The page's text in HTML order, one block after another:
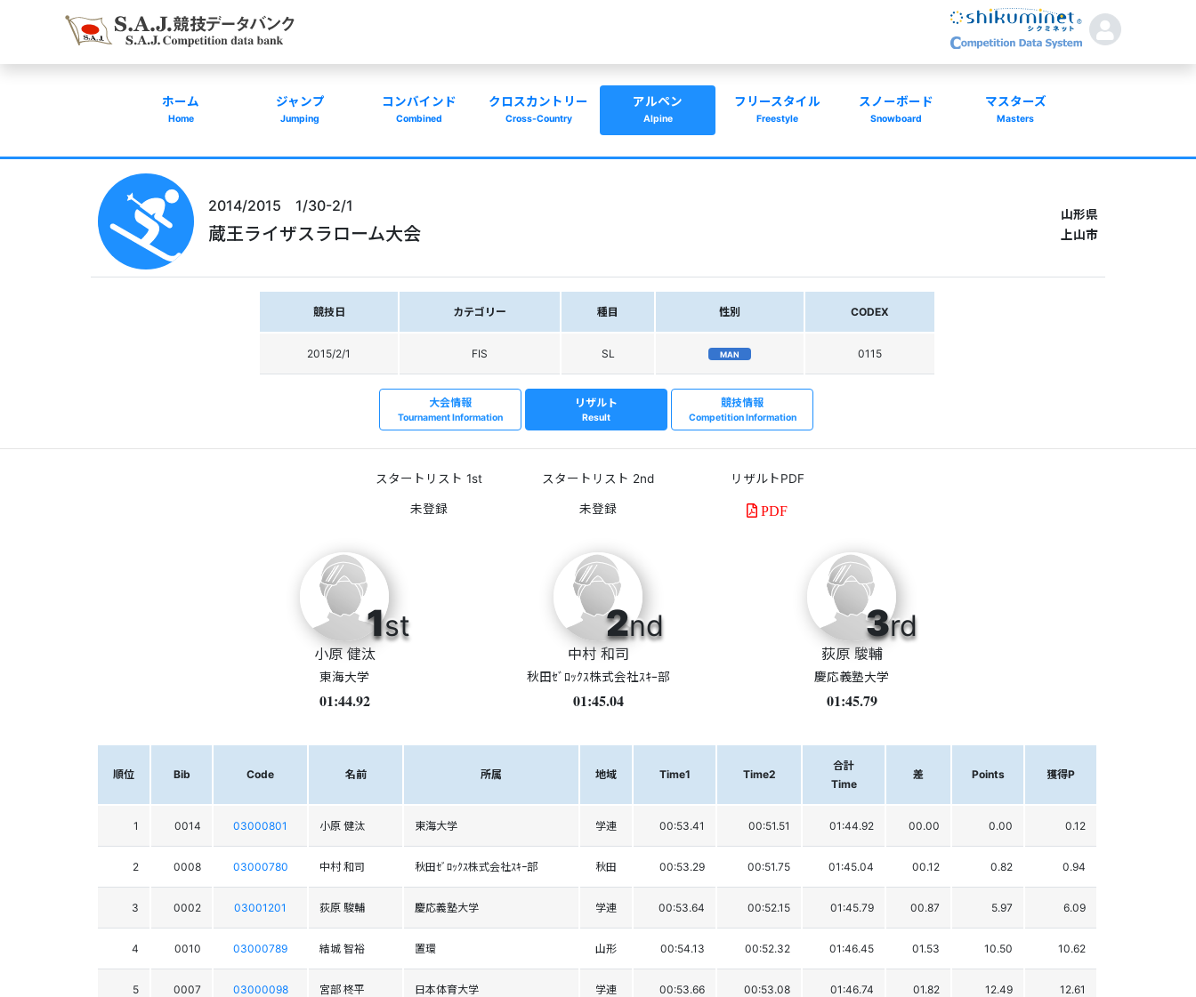
ホーム
Home
ジャンプ
Jumping
コンバインド
Combined
クロスカントリー
Cross-Country
アルペン
Alpine
フリースタイル
Freestyle
スノーボード
Snowboard
マスターズ
Masters
2014/2015 1/30-2/1
蔵王ライザスラローム大会
山形県
上山市
競技日 カテゴリー 種目 性別 CODEX
2015/2/1 FIS SL MAN 0115
大会情報
Tournament Information
リザルト
Result
競技情報
Competition Information
スタートリスト 1st スタートリスト 2nd リザルトPDF
PDF
1st
小原 健汰
東海大学
01:44.92
2nd
中村 和司
秋田ｾﾞﾛｯｸｽ株式会社ｽｷｰ部
01:45.04
3rd
荻原 駿輔
慶応義塾大学
01:45.79
順位 Bib Code 名前 所属 地域 Time1 Time2
合計
Time
差 Points 獲得P
1 0014 03000801 小原 健汰 東海大学 学連 00:53.41 00:51.51 01:44.92 00.00 0.00 0.12
2 0008 03000780 中村 和司 秋田ｾﾞﾛｯｸｽ株式会社ｽｷｰ部 秋田 00:53.29 00:51.75 01:45.04 00.12 0.82 0.94
3 0002 03001201 荻原 駿輔 慶応義塾大学 学連 00:53.64 00:52.15 01:45.79 00.87 5.97 6.09
4 0010 03000789 結城 智裕 置環 山形 00:54.13 00:52.32 01:46.45 01.53 10.50 10.62
5 0007 03000098 宮部 柊平 日本体育大学 学連 00:53.66 00:53.08 01:46.74 01.82 12.49 12.61